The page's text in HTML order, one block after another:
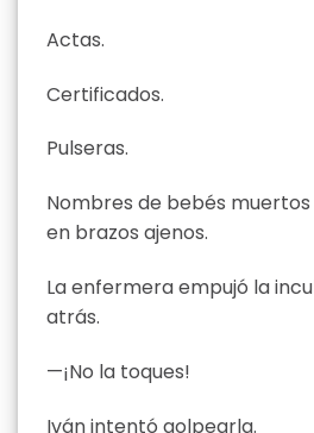
Actas.
Certificados.
Pulseras.
Nombres de bebés
en brazos ajenos.
La enfermera empujó la
atrás.
—¡No la toques!
Iván intentó golpearla.